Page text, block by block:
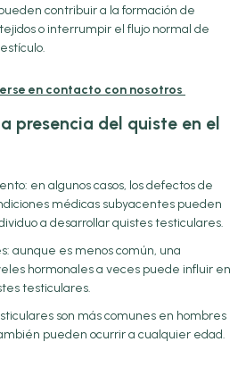
contribuir a la formación de
o interrumpir el flujo normal de
en contacto con nosotros
presencia del quiste en el
en algunos casos, los defectos de
médicas subyacentes pueden
a desarrollar quistes testiculares.
aunque es menos común, una
hormonales a veces puede influir en
testiculares.
son más comunes en hombres
pueden ocurrir a cualquier edad.